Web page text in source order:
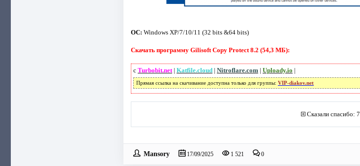
ОС: Windows XP/7/10/11 (32 bits &64 bits)
Скачать программу Gilisoft Copy Protect 8.2 (54,3 МБ):
с Turbobit.net| Katfile.cloud| Nitroflare.com | Uploady.io |
Прямая ссылка на скачивание доступна только для группы: VIP-diakov.net
Сказали спасибо: 7
Mansory 17/09/2025 1 521 0